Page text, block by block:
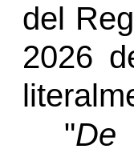
del
2026
"De